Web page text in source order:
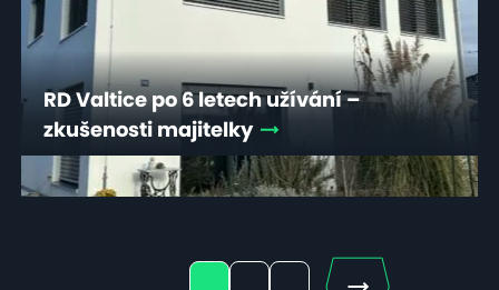
RD Valtice po 6 letech užívání –
zkušenosti majitelky
Next